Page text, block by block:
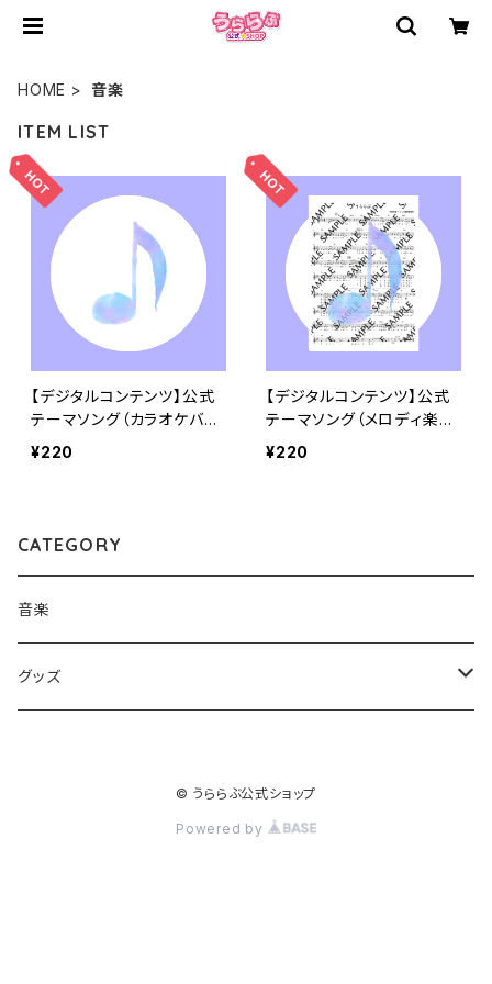
HOME 音楽
ITEM LIST
【デジタルコンテンツ】公式
テーマソング（カラオケバー
ジョン）wav形式
¥220
【デジタルコンテンツ】公式
テーマソング（メロディ楽
譜）
¥220
CATEGORY
音楽
グッズ
© うららぶ公式ショップ
Powered by